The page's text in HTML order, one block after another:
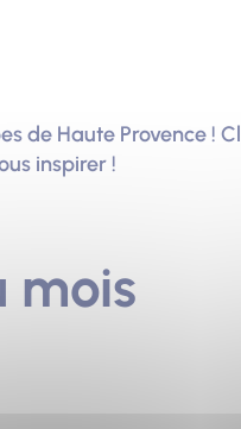
de Haute Provence !
inspirer !
mois